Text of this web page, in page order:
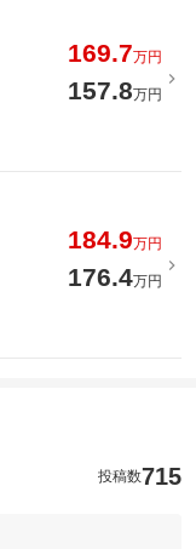
169.7万円
157.8万円
184.9万円
176.4万円
投稿数715